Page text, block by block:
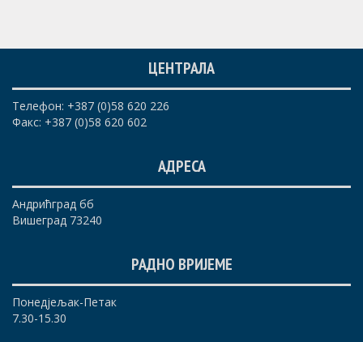
ЦЕНТРАЛА
Телефон: +387 (0)58 620 226
Факс: +387 (0)58 620 602
АДРЕСА
Андрићград бб
Вишеград 73240
РАДНО ВРИЈЕМЕ
Понедјељак-Петак
7.30-15.30